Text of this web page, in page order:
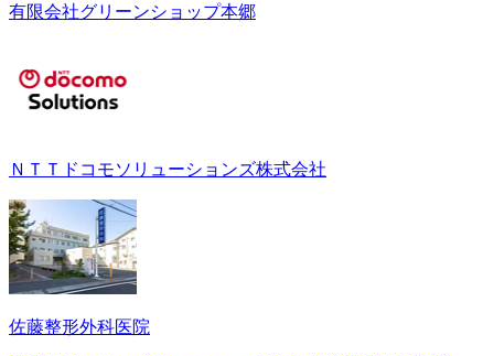
有限会社グリーンショップ本郷
ＮＴＴドコモソリューションズ株式会社
佐藤整形外科医院